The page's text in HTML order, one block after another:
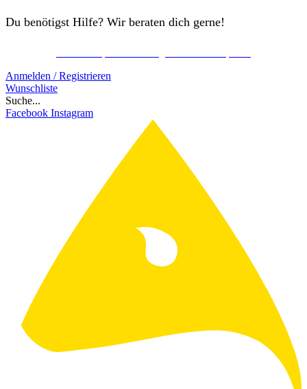
Du benötigst Hilfe? Wir beraten dich gerne!
Anmelden / Registrieren
Wunschliste
Suche...
Facebook Instagram